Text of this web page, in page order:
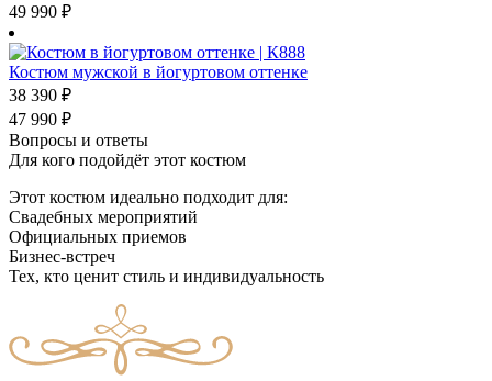
49 990 ₽
Костюм мужской в йогуртовом оттенке
38 390 ₽
47 990 ₽
Вопросы и ответы
Для кого подойдёт этот костюм
Этот костюм идеально подходит для:
Свадебных мероприятий
Официальных приемов
Бизнес-встреч
Тех, кто ценит стиль и индивидуальность